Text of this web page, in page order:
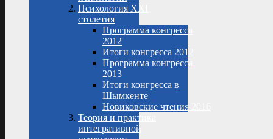
Психология XXI
столетия
Программа конгресса
2012
Итоги конгресса 2012
Программа конгресса
2013
Итоги конгресса в
Шымкенте
Новиковские чтения 2016
Теория и практика
интегративной